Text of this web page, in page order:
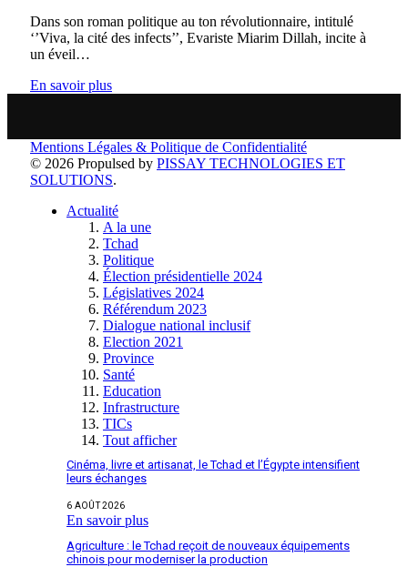
Dans son roman politique au ton révolutionnaire, intitulé
‘’Viva, la cité des infects’’, Evariste Miarim Dillah, incite à
un éveil…
En savoir plus
Mentions Légales & Politique de Confidentialité
© 2026 Propulsed by PISSAY TECHNOLOGIES ET
SOLUTIONS.
Actualité
A la une
Tchad
Politique
Élection présidentielle 2024
Législatives 2024
Référendum 2023
Dialogue national inclusif
Election 2021
Province
Santé
Education
Infrastructure
TICs
Tout afficher
Cinéma, livre et artisanat, le Tchad et l’Égypte intensifient
leurs échanges
6 AOÛT 2026
En savoir plus
Agriculture : le Tchad reçoit de nouveaux équipements
chinois pour moderniser la production